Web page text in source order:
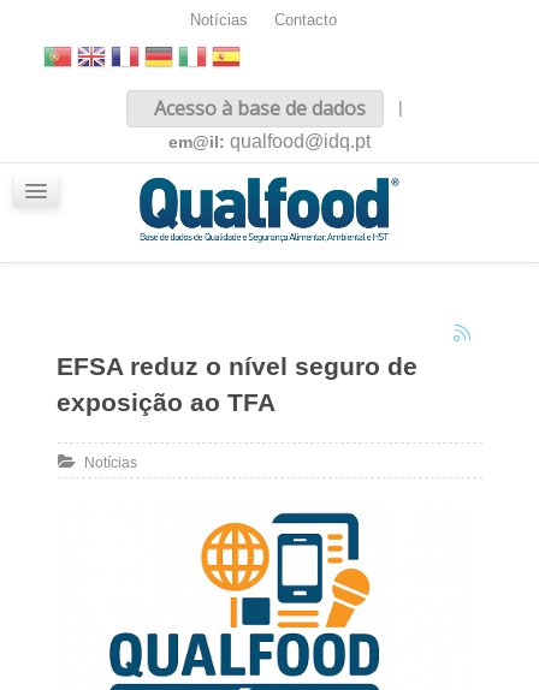
Notícias Contacto
Acesso à base de dados
|
em@il: qualfood@idq.pt
EFSA reduz o nível seguro de
exposição ao TFA
Notícias